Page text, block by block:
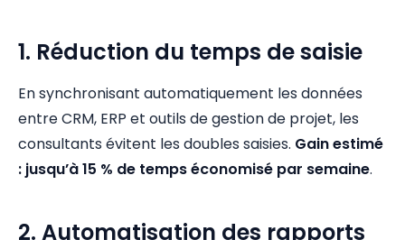
1. Réduction du temps de saisie
En synchronisant automatiquement les données
entre CRM, ERP et outils de gestion de projet, les
consultants évitent les doubles saisies. Gain estimé
: jusqu’à 15 % de temps économisé par semaine.
2. Automatisation des rapports